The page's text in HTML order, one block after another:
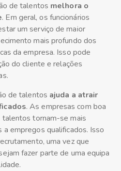
de talentos melhora o
. Em geral, os funcionários
um serviço de maior
mais profundo dos
da empresa. Isso pode
do cliente e relações
de talentos ajuda a atrair
. As empresas com boa
tornam-se mais
empregos qualificados. Isso
uma vez que
fazer parte de uma equipa